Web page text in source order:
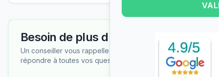
Besoin de plus d'informations ?
Un conseiller vous rappelle gratuitement pour
répondre à toutes vos questions